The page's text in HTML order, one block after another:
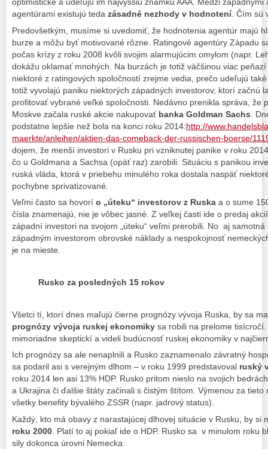
optimistické a udeľujú im najvyššiu známku AAA. Medzi západnými
agentúrami existujú teda zásadné nezhody v hodnotení. Čím sú
Predovšetkým, musíme si uvedomiť, že hodnotenia agentúr majú
burze a môžu byť motivované rôzne. Ratingové agentúry Západu
počas krízy z roku 2008 kvôli svojim alarmujúcim omylom (napr.
dokážu oklamať mnohých. Na burzách je totiž väčšinou viac
niektoré z ratingových spoločností zrejme vedia, prečo udeľujú
totiž vyvolajú paniku niektorých západných investorov, ktorí začnú
profitovať vybrané veľké spoločnosti. Nedávno prenikla správa, že
Moskve začala ruské akcie nakupovať banka Goldman Sachs .
podstatne lepšie než bola na konci roku 2014:http://
maerkte/anleihen/aktien-das-comeback-der-russischen-boerse/
dojem, že menší investori v Rusku pri vzniknutej panike v roku
čo u Goldmana a Sachsa (opäť raz) zarobili. Situáciu s panikou
ruská vláda, ktorá v priebehu minulého roka dostala naspäť
pochybne sprivatizované.
Veľmi často sa hovorí o „úteku“ investorov z Ruska a o sume
čísla znamenajú, nie je vôbec jasné. Z veľkej časti ide o predaj
západní investori na svojom „úteku“ veľmi prerobili. No aj
západným investorom obrovské náklady a nespokojnosť
je na mieste.
Rusko za posledných 15 rokov
Všetci tí, ktorí dnes maľujú čierne prognózy vývoja Ruska, by sa
prognózy vývoja ruskej ekonomiky sa robili na prelome
mimoriadne skeptickí a videli budúcnosť ruskej ekonomiky v
Ich prognózy sa ale nenaplnili a Rusko zaznamenalo závratný
sa podaril asi s verejným dlhom – v roku 1999 predstavoval ruský
roku 2014 len asi 13% HDP. Rusko pritom nieslo na svojich
a Ukrajina či ďalšie štáty začinali s čistým štítom. Výmenou za
všetky benefity bývalého ZSSR (napr. jadrový status).
Každý, kto má obavy z narastajúcej dlhovej situácie v Rusku, by si
roku 2000 . Platí to aj pokiaľ ide o HDP. Rusko sa v minulom roku
sily dokonca úrovni Nemecka: